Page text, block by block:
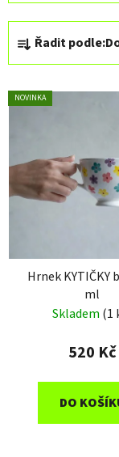
Ř
z
e
n
r
o
k
Řadit podle:
V
ý
s
p
d
NOVINKA
Hrnek KYTIČKY
ml
Skladem (1
520 Kč
DO